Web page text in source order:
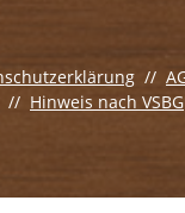
//
// Hinweis nach VSBG